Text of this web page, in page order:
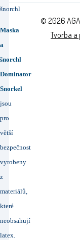
šnorchl
Maska
a
šnorchl
Dominator
Snorkel
jsou
pro
větší
bezpečnost
vyrobeny
z
materiálů,
které
neobsahují
latex.
© 2026
Tvorba